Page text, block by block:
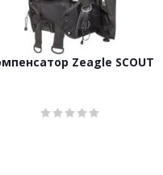
Zeagle SCOUT